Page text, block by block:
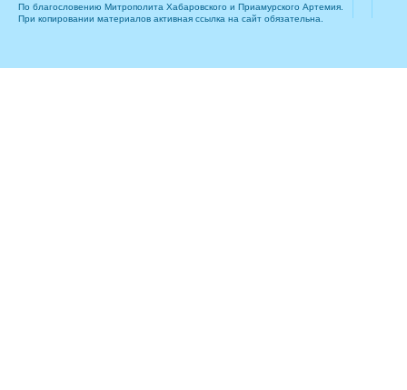
По благословению Митрополита Хабаровского и Приамурского Артемия.
При копировании материалов активная ссылка на сайт обязательна.